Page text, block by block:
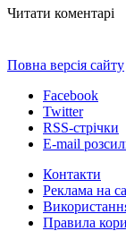
Читати коментарі
Повна версія сайту
Facebook
Twitter
RSS-стрічки
E-mail
Контакти
Реклама на
Правила